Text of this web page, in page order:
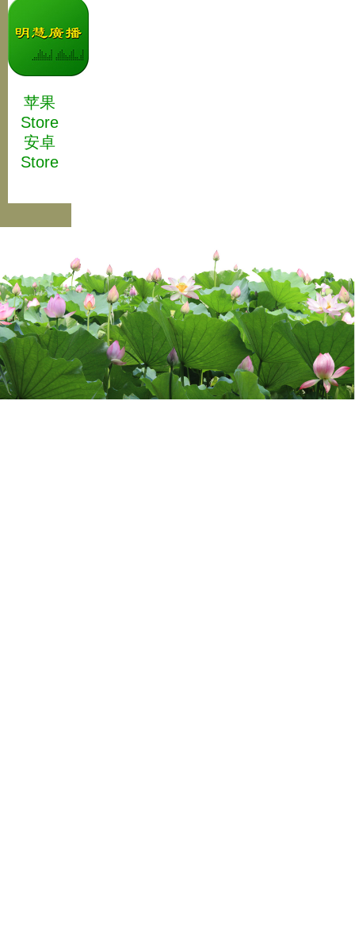
苹果
Store
安卓
Store